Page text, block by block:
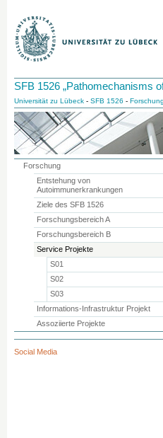
SFB 1526 „Pathomechanisms
Universität zu Lübeck - SFB 1526 - Forschung
Forschung
Entstehung von
Autoimmunerkrankungen
Ziele des SFB 1526
Forschungsbereich A
Forschungsbereich B
Service Projekte
S01
S02
S03
Informations-Infrastruktur Projekt
Assoziierte Projekte
Social Media